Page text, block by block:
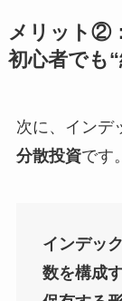
メリット②
初心者でも
次に、インデ
分散投資です。
インデッ
数を構成